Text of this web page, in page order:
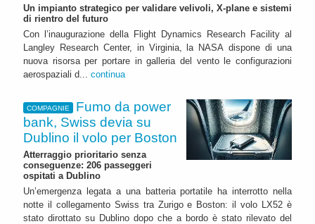
Un impianto strategico per validare velivoli, X-plane e sistemi
di rientro del futuro
Con l’inaugurazione della Flight Dynamics Research Facility al
Langley Research Center, in Virginia, la NASA dispone di una
nuova risorsa per portare in galleria del vento le configurazioni
aerospaziali d... continua
COMPAGNIE
Fumo da power
bank, Swiss devia su
Dublino il volo per Boston
Atterraggio prioritario senza
conseguenze: 206 passeggeri
ospitati a Dublino
Un’emergenza legata a una batteria portatile ha interrotto nella
notte il collegamento Swiss tra Zurigo e Boston: il volo LX52 è
stato dirottato su Dublino dopo che a bordo è stato rilevato del